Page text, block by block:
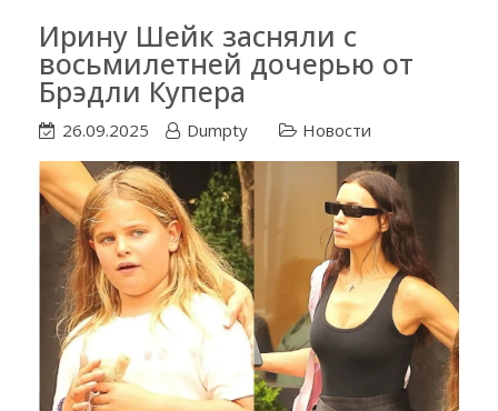
Ирину Шейк засняли с
восьмилетней дочерью от
Брэдли Купера
26.09.2025 Dumpty Новости